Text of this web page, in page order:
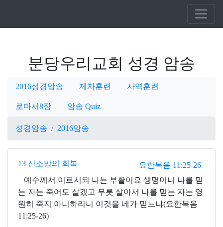
분당우리교회 성경 암송
2016성경암송 제자훈련 사역훈련
로마서8장 암송 Quiz
성경암송 2016암송
13 산소망의 회복
요한복음 11:25-26
예수께서 이르시되 나는 부활이요 생명이니 나를 믿
는 자는 죽어도 살겠고 무릇 살아서 나를 믿는 자는 영
원히 죽지 아니하리니 이것을 네가 믿느냐(요한복음
11:25-26)